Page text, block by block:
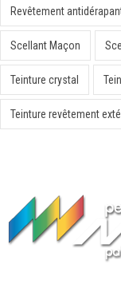
Revêtement
Scellant Maçon
Teinture crystal
Teinture revêtement